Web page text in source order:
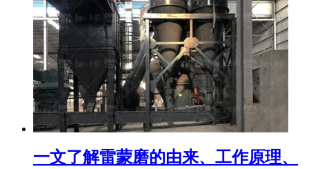
一文了解雷蒙磨的由来、工作原理、